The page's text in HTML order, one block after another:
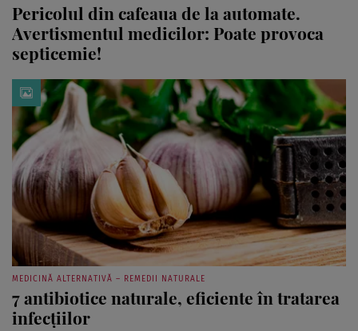
Pericolul din cafeaua de la automate.
Avertismentul medicilor: Poate provoca
septicemie!
MEDICINĂ ALTERNATIVĂ – REMEDII NATURALE
7 antibiotice naturale, eficiente în tratarea
infecțiilor